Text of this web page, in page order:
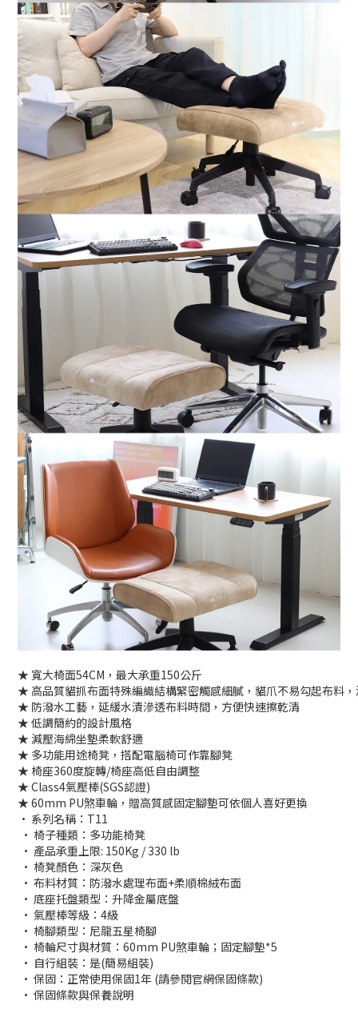
★ 寬大椅面54CM，最大承重150公斤
★ 高品質貓抓布面特殊編織結構緊密觸感細膩，貓爪不易勾起布料
★ 防潑水工藝，延緩水漬滲透布料時間，方便快速擦乾清
★ 低調簡約的設計風格
★ 減壓海綿坐墊柔軟舒適
★ 多功能用途椅凳，搭配電腦椅可作靠腳凳
★ 椅座360度旋轉/椅座高低自由調整
★ Class4氣壓棒(SGS認證)
★ 60mm PU煞車輪，贈高質感固定腳墊可依個人喜好更換
• 系列名稱：T11
• 椅子種類：多功能椅凳
• 產品承重上限: 150Kg / 330 lb
• 椅凳顏色：深灰色
• 布料材質：防潑水處理布面+柔順棉絨布面
• 底座托盤類型：升降金屬底盤
• 氣壓棒等級：4級
• 椅腳類型：尼龍五星椅腳
• 椅輪尺寸與材質：60mm PU煞車輪；固定腳墊*5
• 自行組裝：是(簡易組裝)
• 保固：正常使用保固1年 (請參閱官網保固條款)
• 保固條款與保養說明